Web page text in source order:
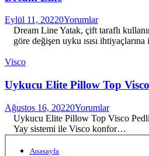
Eylül 11, 20220Yorumlar
Dream Line Yatak, çift taraflı
göre değişen uyku ısısı
Visco
Uykucu Elite Pillow Top
Ağustos 16, 20220Yorumlar
Uykucu Elite Pillow Top Visco
Yay sistemi ile Visco konfor…
Anasayfa